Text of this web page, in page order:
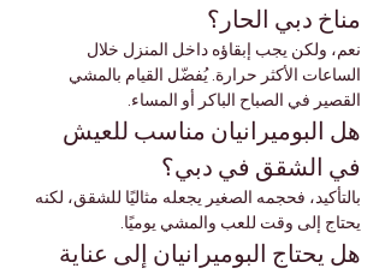
مناخ دبي الحار؟
نعم، ولكن يجب إبقاؤه داخل المنزل خلال
الساعات الأكثر حرارة. يُفضّل القيام بالمشي
القصير في الصباح الباكر أو المساء.
هل البوميرانيان مناسب للعيش
في الشقق في دبي؟
بالتأكيد، فحجمه الصغير يجعله مثاليًا للشقق، لكنه
يحتاج إلى وقت للعب والمشي يوميًا.
هل يحتاج البوميرانيان إلى عناية